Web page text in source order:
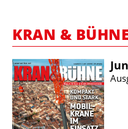
KRAN & BÜHNE